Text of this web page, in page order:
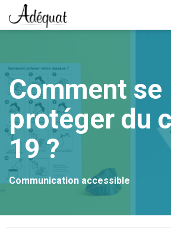
Lien
d'accueil
Comment se
protéger du
19 ?
Communication accessible